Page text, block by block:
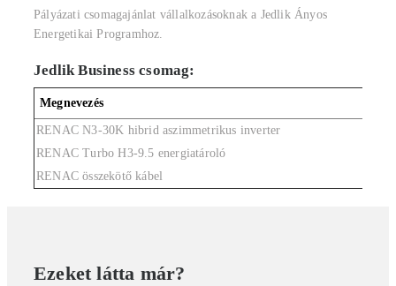
Pályázati csomagajánlat vállalkozásoknak a Jedlik Ányos
Energetikai Programhoz.
Jedlik Business csomag:
Megnevezés
RENAC N3-30K hibrid aszimmetrikus inverter
RENAC Turbo H3-9.5 energiatároló
RENAC összekötő kábel
Ezeket látta már?